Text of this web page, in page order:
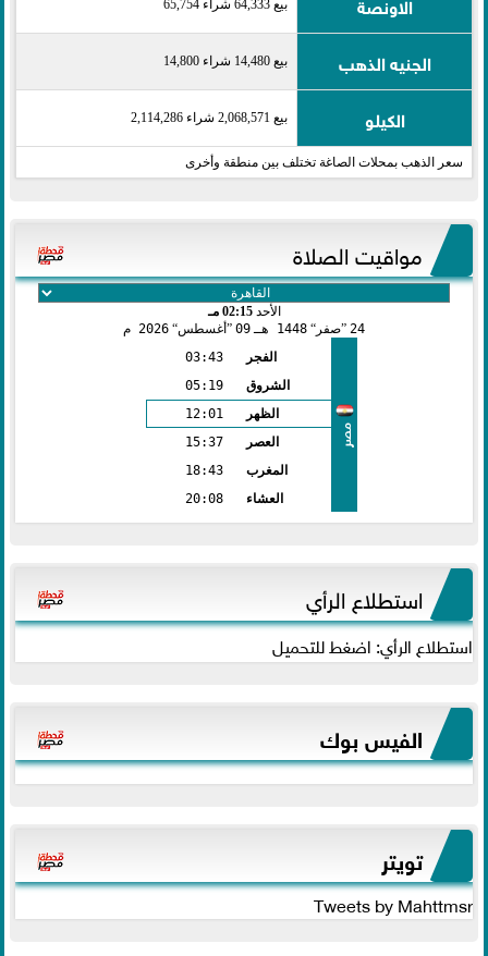
بيع 64,333 شراء 65,754
الجنيه الذهب بيع 14,480 شراء 14,800
الكيلو بيع 2,068,571 شراء 2,114,286
سعر الذهب بمحلات الصاغة تختلف بين منطقة وأخرى
مواقيت الصلاة
الأحد02:15 مـ
24 صفر 1448 هـ 09 أغسطس 2026 م
مصر
الفجر
03:43
الشروق
05:19
الظهر
12:01
العصر
15:37
المغرب
18:43
العشاء
20:08
استطلاع الرأي
استطلاع الرأي: اضغط للتحميل
الفيس بوك
تويتر
Tweets by Mahttmsr